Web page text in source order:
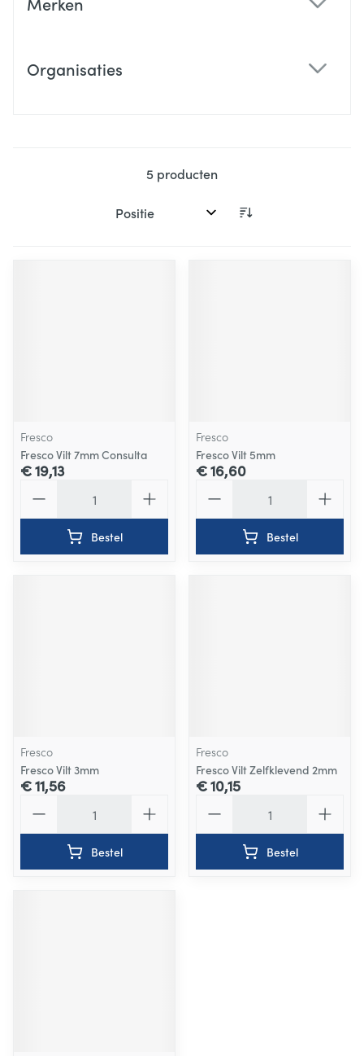
Organisaties
5 producten
Sorteer op:
Fresco
Fresco Vilt 7mm Consulta
€ 19,13
Bestel
Fresco
Fresco Vilt 5mm
€ 16,60
Bestel
Fresco
Fresco Vilt 3mm
€ 11,56
Bestel
Fresco
Fresco Vilt Zelfklevend 2mm
€ 10,15
Bestel